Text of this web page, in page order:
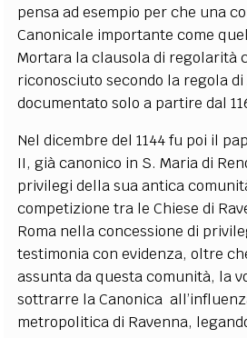
pensa ad esempio per che una
Canonicale importante come
Mortara la clausola di regolarità
riconosciuto secondo la regola di
documentato solo a partire dal
Nel dicembre del 1144 fu poi il
II, già canonico in S. Maria di
privilegi della sua antica
competizione tra le Chiese di
Roma nella concessione di
testimonia con evidenza, oltre
assunta da questa comunità, la
sottrarre la Canonica
metropolitica di Ravenna,